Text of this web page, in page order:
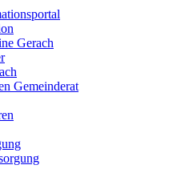
Gerach
Gemeinderat